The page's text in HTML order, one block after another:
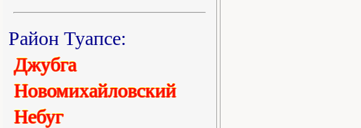
Район Туапсе:
Джубга
Новомихайловский
Небуг